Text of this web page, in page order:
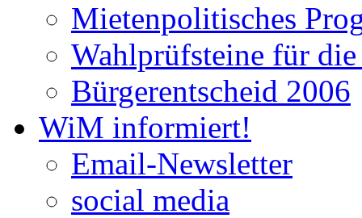
Mietenpolitisches
Wahlprüfsteine für
Bürgerentscheid 2006
WiM informiert!
Email-Newsletter
social media